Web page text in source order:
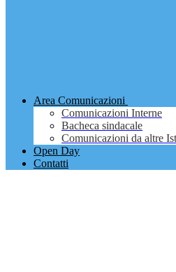
Area Comunicazioni
Comunicazioni Interne
Bacheca sindacale
Comunicazioni da altre
Open Day
Contatti